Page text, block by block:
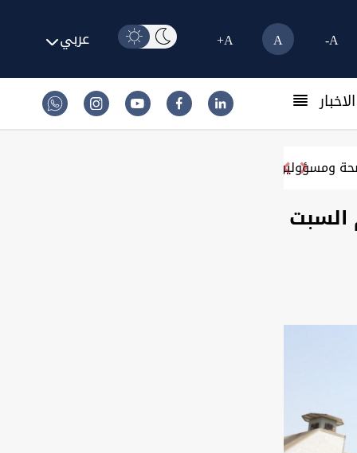
A-
A
A+ عربي
ومسؤولين آخرين
السبت